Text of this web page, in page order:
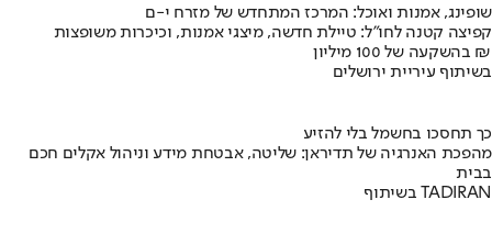
שופינג, אמנות ואוכל: המרכז המתחדש של מזרח י-ם
קפיצה קטנה לחו"ל: טיילת חדשה, מיצגי אמנות, וכיכרות משופצות
בהשקעה של 100 מיליון ₪
בשיתוף עיריית ירושלים
כך תחסכו בחשמל בלי להזיע
מהפכת האנרגיה של תדיראן: שליטה, אבטחת מידע וניהול אקלים חכם
בבית
בשיתוף TADIRAN